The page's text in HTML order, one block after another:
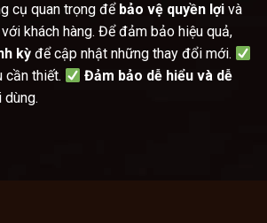
cụ quan trọng để bảo vệ quyền lợi và
với khách hàng. Để đảm bảo hiệu quả,
kỳ để cập nhật những thay đổi mới.
cần thiết.
Đảm bảo dễ hiểu và dễ